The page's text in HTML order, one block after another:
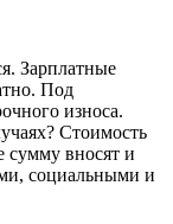
Зарплатные
Под
износа.
Стоимость
сумму вносят и
социальными и